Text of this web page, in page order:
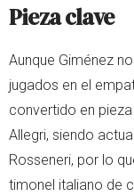
Pieza clave
Aunque Giménez
jugados en el
convertido en
Allegri, siendo
Rosseneri, por lo
timonel italiano de